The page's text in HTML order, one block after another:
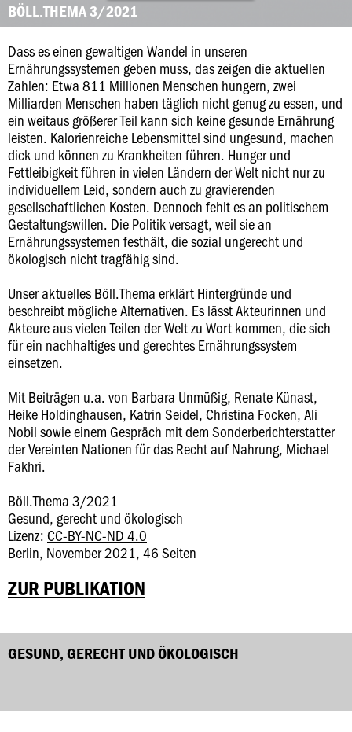
BÖLL.THEMA 3/2021
Dass es einen gewaltigen Wandel in unseren
Ernährungssystemen geben muss, das zeigen die aktuellen
Zahlen: Etwa 811 Millionen Menschen hungern, zwei
Milliarden Menschen haben täglich nicht genug zu essen, und
ein weitaus größerer Teil kann sich keine gesunde Ernährung
leisten. Kalorienreiche Lebensmittel sind ungesund, machen
dick und können zu Krankheiten führen. Hunger und
Fettleibigkeit führen in vielen Ländern der Welt nicht nur zu
individuellem Leid, sondern auch zu gravierenden
gesellschaftlichen Kosten. Dennoch fehlt es an politischem
Gestaltungswillen. Die Politik versagt, weil sie an
Ernährungssystemen festhält, die sozial ungerecht und
ökologisch nicht tragfähig sind.
Unser aktuelles Böll.Thema erklärt Hintergründe und
beschreibt mögliche Alternativen. Es lässt Akteurinnen und
Akteure aus vielen Teilen der Welt zu Wort kommen, die sich
für ein nachhaltiges und gerechtes Ernährungssystem
einsetzen.
Mit Beiträgen u.a. von Barbara Unmüßig, Renate Künast,
Heike Holdinghausen, Katrin Seidel, Christina Focken, Ali
Nobil sowie einem Gespräch mit dem Sonderberichterstatter
der Vereinten Nationen für das Recht auf Nahrung, Michael
Fakhri.
Böll.Thema 3/2021
Gesund, gerecht und ökologisch
Lizenz: CC-BY-NC-ND 4.0
Berlin, November 2021, 46 Seiten
ZUR PUBLIKATION
GESUND, GERECHT UND ÖKOLOGISCH